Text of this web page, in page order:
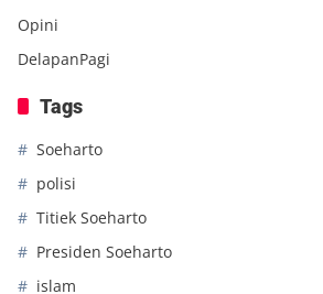
Opini
DelapanPagi
Tags
Soeharto
polisi
Titiek Soeharto
Presiden Soeharto
islam